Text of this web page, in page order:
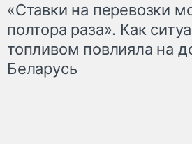
«Ставки на перевозки
полтора раза». Как
топливом повлияла на
Беларусь